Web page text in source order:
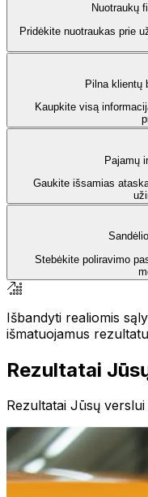
Nuotraukų
Pridėkite nuotraukas prie
Pilna klientų
Kaupkite visą
Pajamų
Gaukite išsamias
Stebėkite poliravimo
Išbandyti realiomis
išmatuojamus
Rezultatai
Rezultatai Jūsų verslui